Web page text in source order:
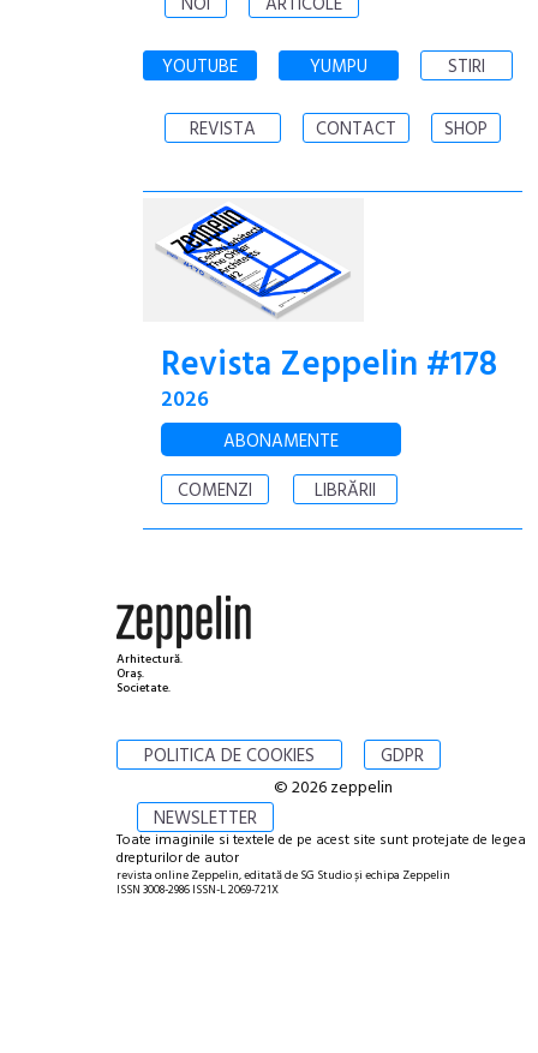
YOUTUBE YUMPU STIRI
REVISTA CONTACT SHOP
Revista Zeppelin #178
2026
ABONAMENTE
COMENZI
LIBRĂRII
Arhitectură.
Oraș.
Societate.
POLITICA DE COOKIES GDPR
NEWSLETTER
© 2026 zeppelin
Toate imaginile si textele de pe acest site sunt protejate de legea
drepturilor de autor
revista online Zeppelin, editată de SG Studio și echipa Zeppelin
ISSN 3008-2986 ISSN-L 2069-721X